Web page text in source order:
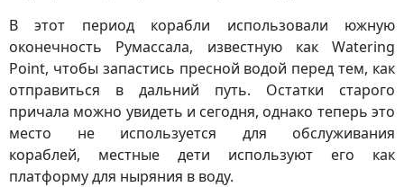
В этот период корабли использовали южную
оконечность Румассала, известную как Watering
Point, чтобы запастись пресной водой перед тем, как
отправиться в дальний путь. Остатки старого
причала можно увидеть и сегодня, однако теперь это
место не используется для обслуживания
кораблей, местные дети используют его как
платформу для ныряния в воду.